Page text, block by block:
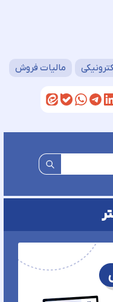
مالیات فروش